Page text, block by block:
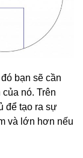
bạn sẽ cần
nó. Trên
để tạo ra sự
và lớn hơn nếu